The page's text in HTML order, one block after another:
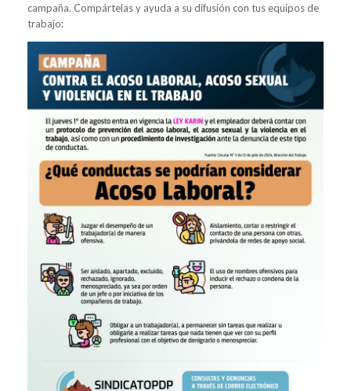
campaña. Compártelas y ayuda a su difusión con tus equipos de
trabajo: